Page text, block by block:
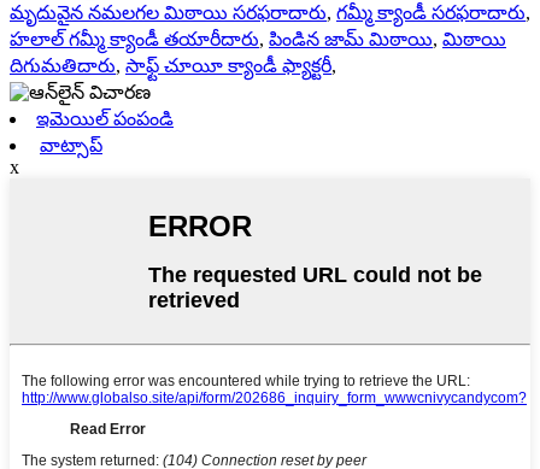
మృదువైన నమలగల మిఠాయి సరఫరాదారు, గమ్మీ క్యాండీ సరఫరాదారు,
హలాల్ గమ్మీ క్యాండీ తయారీదారు, పిండిన జామ్ మిఠాయి, మిఠాయి
దిగుమతిదారు, సాఫ్ట్ చూయీ క్యాండీ ఫ్యాక్టరీ,
ఇమెయిల్ పంపండి
వాట్సాప్
x